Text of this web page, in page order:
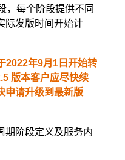
，每个阶段提供不同
际发版时间开始计
2022年9月1日开始转
版本客户应尽快续
申请升级到最新版
期阶段定义及服务内